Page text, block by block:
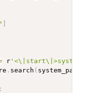
]
r
. search (
: